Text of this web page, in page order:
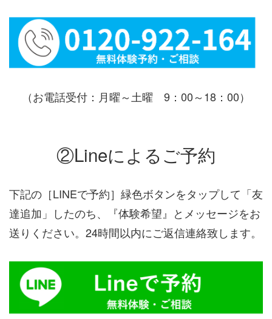
（お電話受付：月曜～土曜 9：00～18：00）
②Lineによるご予約
下記の［LINEで予約］緑色ボタンをタップして「友
達追加」したのち、『体験希望』とメッセージをお
送りください。24時間以内にご返信連絡致します。